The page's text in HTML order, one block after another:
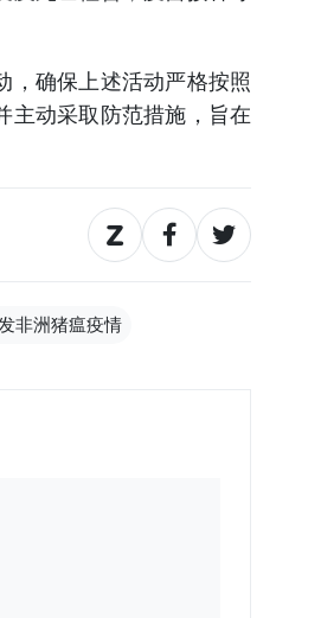
，确保上述活动严格按照
主动采取防范措施，旨在
非洲猪瘟疫情